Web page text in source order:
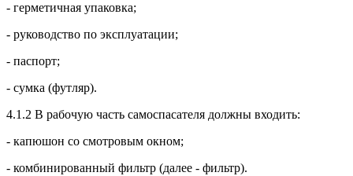
- герметичная упаковка;
- руководство по эксплуатации;
- паспорт;
- сумка (футляр).
4.1.2 В рабочую часть самоспасателя должны входить:
- капюшон со смотровым окном;
- комбинированный фильтр (далее - фильтр).